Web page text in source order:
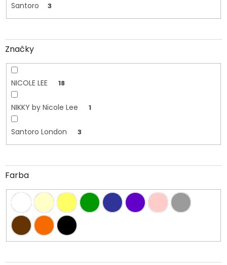
Santoro 3
Značky
NICOLE LEE 18
NIKKY by Nicole Lee 1
Santoro London 3
Farba